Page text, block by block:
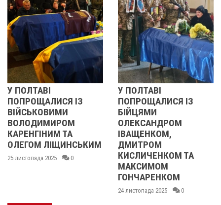
ПОЛТАВІ
ІЗ
ТА
ЛІЩИНСЬКИМ
листопада 2025 0
У ПОЛТАВІ
ПОПРОЩАЛИСЯ ІЗ
БІЙЦЯМИ
ОЛЕКСАНДРОМ
ІВАЩЕНКОМ,
ДМИТРОМ
КИСЛИЧЕНКОМ ТА
МАКСИМОМ
ГОНЧАРЕНКОМ
24 листопада 2025 0